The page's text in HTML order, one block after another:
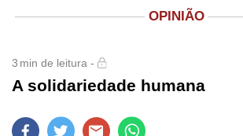
OPINIÃO
3 min de leitura -
A solidariedade humana